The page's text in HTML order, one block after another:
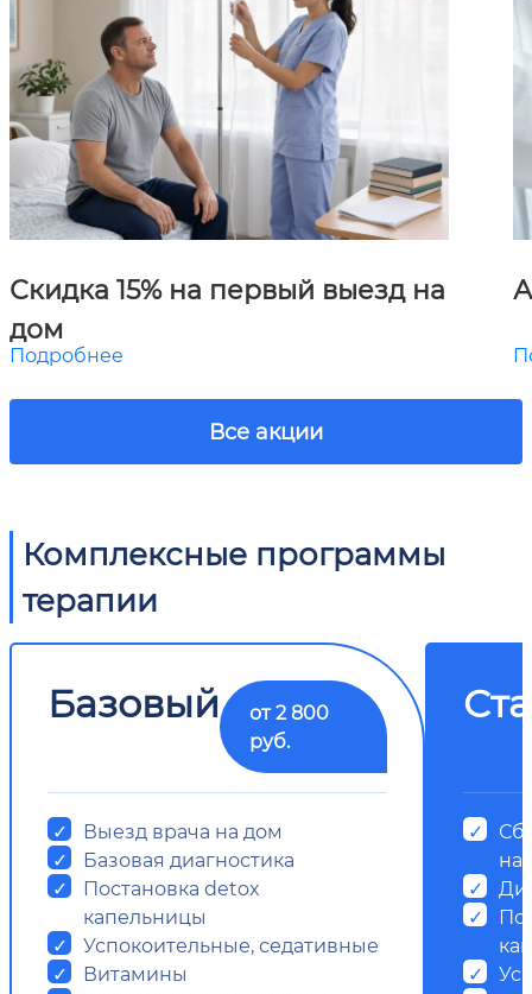
Скидка 15% на первый выезд на
дом
Подробнее
Все акции
Комплексные программы
терапии
Базовый
от 2 800
руб.
Выезд врача на дом
Базовая диагностика
Постановка detox
капельницы
Успокоительные, седативные
Витамины
на